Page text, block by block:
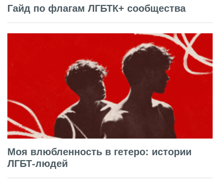
Гайд по флагам ЛГБТК+ сообщества
Моя влюбленность в гетеро: истории
ЛГБТ-людей